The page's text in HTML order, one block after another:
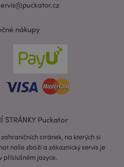
nákupy
STRÁNKY Puckator
stránek, na kterých si
naše zboží a zákaznický servis je
příslušném jazyce.
.www.puckator.cz